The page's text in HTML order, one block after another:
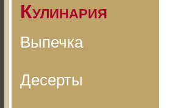
Кулинария
Выпечка
Десерты